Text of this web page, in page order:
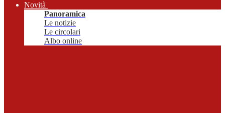
Novità
Panoramica
Le notizie
Le circolari
Albo online